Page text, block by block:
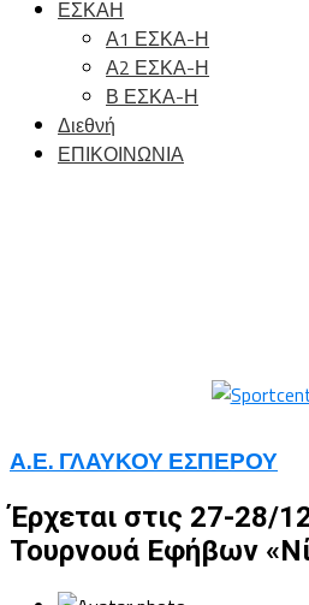
ΕΣΚΑΗ
Α1 ΕΣΚΑ-Η
Α2 ΕΣΚΑ-Η
Β ΕΣΚΑ-Η
Διεθνή
ΕΠΙΚΟΙΝΩΝΙΑ
Α.Ε. ΓΛΑΥΚΟΥ ΕΣΠΕΡΟΥ
Έρχεται στις 27-28/
Τουρνουά Eφήβων